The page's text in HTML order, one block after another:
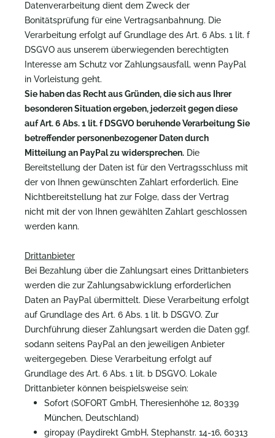
Datenverarbeitung dient dem Zweck der
Bonitätsprüfung für eine Vertragsanbahnung. Die
Verarbeitung erfolgt auf Grundlage des Art. 6 Abs. 1 lit. f
DSGVO aus unserem überwiegenden berechtigten
Interesse am Schutz vor Zahlungsausfall, wenn PayPal
in Vorleistung geht.
Sie haben das Recht aus Gründen, die sich aus Ihrer
besonderen Situation ergeben, jederzeit gegen diese
auf Art. 6 Abs. 1 lit. f DSGVO beruhende Verarbeitung Sie
betreffender personenbezogener Daten durch
Mitteilung an PayPal zu widersprechen. Die
Bereitstellung der Daten ist für den Vertragsschluss mit
der von Ihnen gewünschten Zahlart erforderlich. Eine
Nichtbereitstellung hat zur Folge, dass der Vertrag
nicht mit der von Ihnen gewählten Zahlart geschlossen
werden kann.
Drittanbieter
Bei Bezahlung über die Zahlungsart eines Drittanbieters
werden die zur Zahlungsabwicklung erforderlichen
Daten an PayPal übermittelt. Diese Verarbeitung erfolgt
auf Grundlage des Art. 6 Abs. 1 lit. b DSGVO. Zur
Durchführung dieser Zahlungsart werden die Daten ggf.
sodann seitens PayPal an den jeweiligen Anbieter
weitergegeben. Diese Verarbeitung erfolgt auf
Grundlage des Art. 6 Abs. 1 lit. b DSGVO. Lokale
Drittanbieter können beispielsweise sein:
Sofort (SOFORT GmbH, Theresienhöhe 12, 80339
München, Deutschland)
giropay (Paydirekt GmbH, Stephanstr. 14-16, 60313